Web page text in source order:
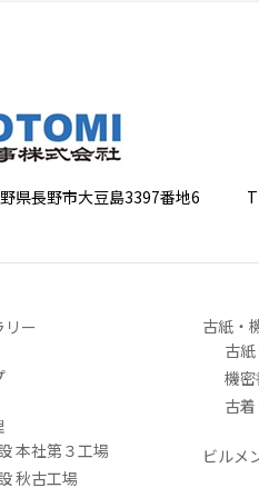
県長野市大豆島3397番地6 TEL
ー
本社第３工場
秋古工場
古紙・
古
機
古
ビルメ